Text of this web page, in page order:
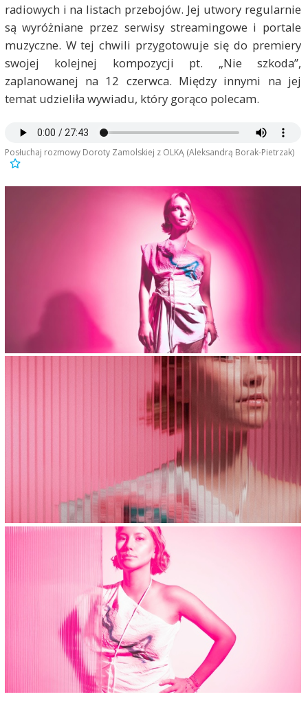
radiowych i na listach przebojów. Jej utwory regularnie
są wyróżniane przez serwisy streamingowe i portale
muzyczne. W tej chwili przygotowuje się do premiery
swojej kolejnej kompozycji pt. „Nie szkoda”,
zaplanowanej na 12 czerwca. Między innymi na jej
temat udzieliła wywiadu, który gorąco polecam.
Posłuchaj rozmowy Doroty Zamolskiej z OLKĄ (Aleksandrą Borak-Pietrzak)